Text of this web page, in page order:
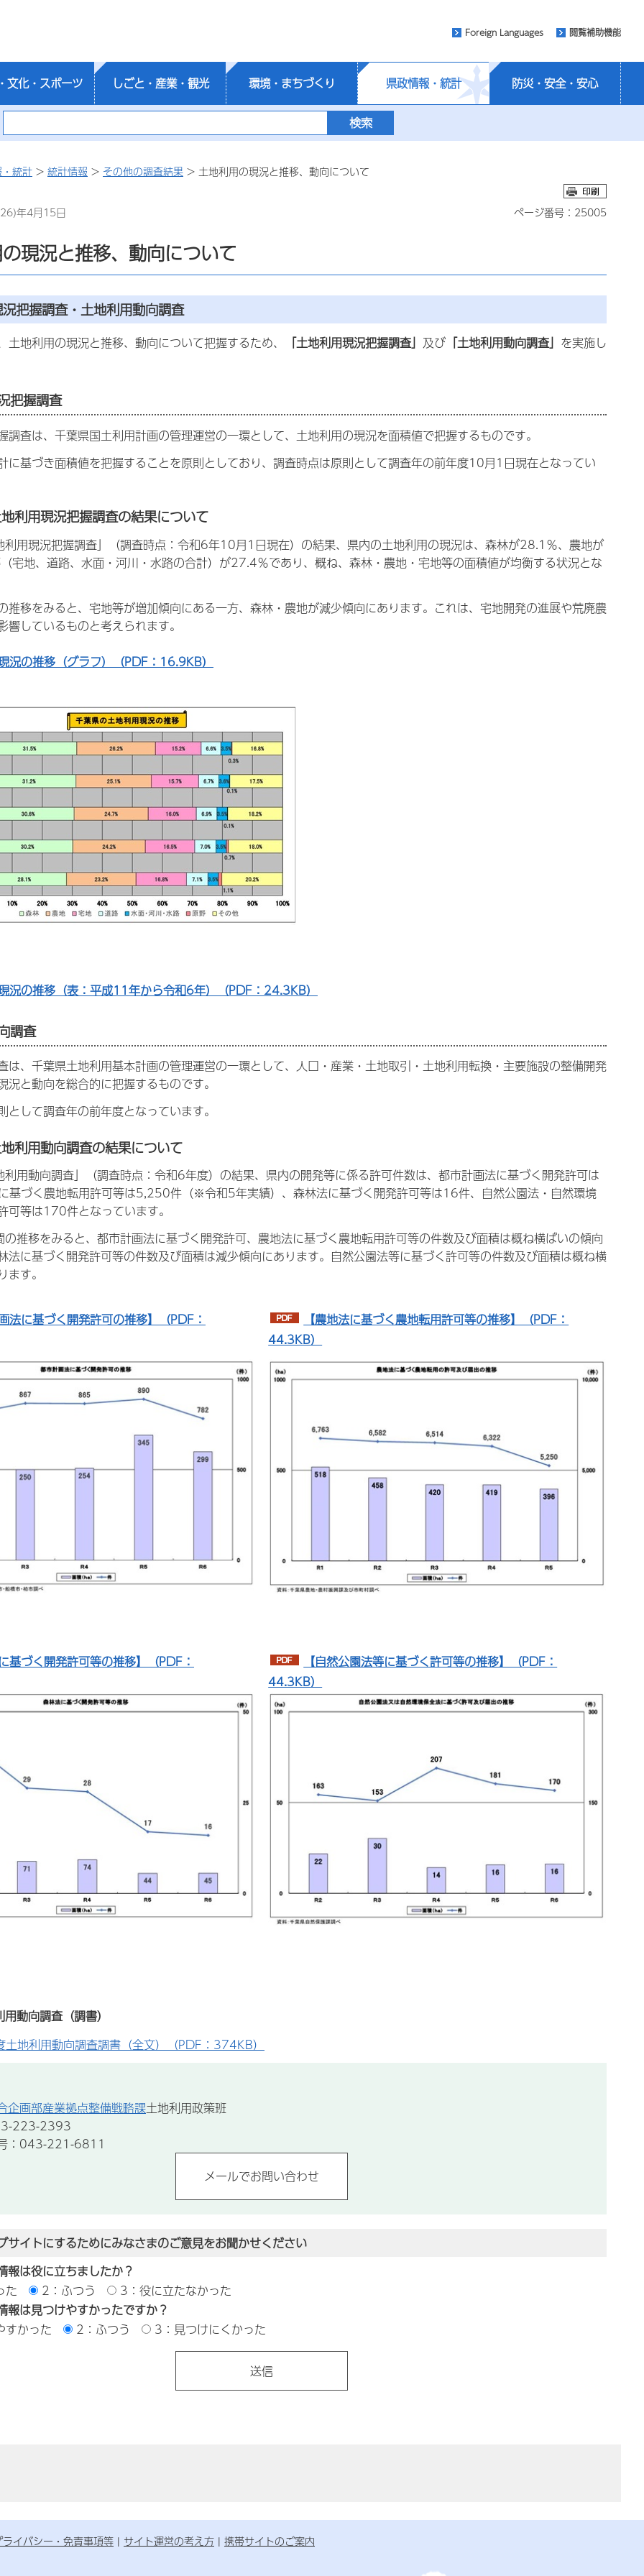
Foreign Languages 閲覧補助機能
文化・スポーツ しごと・産業・観光 環境・まちづくり 県政情報・統計 防災・安全・安心
統計 > 統計情報 > その他の調査結果 > 土地利用の現況と推移、動向について
年4月15日 ページ番号：25005
現況と推移、動向について
把握調査・土地利用動向調査
土地利用の現況と推移、動向について把握するため、 「土地利用現況把握調査」 及び 「土地利用動向調査」 を実施し
把握調査
調査は、千葉県国土利用計画の管理運営の一環として、土地利用の現況を面積値で把握するものです。
に基づき面積値を把握することを原則としており、調査時点は原則として調査年の前年度10月1日現在となってい
利用現況把握調査の結果について
用現況把握調査」（調査時点：令和6年10月1日現在）の結果、県内の土地利用の現況は、森林が28.1％、農地が
宅地、道路、水面・河川・水路の合計）が27.4％であり、概ね、森林・農地・宅地等の面積値が均衡する状況とな
推移をみると、宅地等が増加傾向にある一方、森林・農地が減少傾向にあります。これは、宅地開発の進展や荒廃農
響しているものと考えられます。
況の推移（グラフ）（PDF：16.9KB）
況の推移（表：平成11年から令和6年）（PDF：24.3KB）
調査
は、千葉県土地利用基本計画の管理運営の一環として、人口・産業・土地取引・土地利用転換・主要施設の整備開発
況と動向を総合的に把握するものです。
として調査年の前年度となっています。
利用動向調査の結果について
用動向調査」（調査時点：令和6年度）の結果、県内の開発等に係る許可件数は、都市計画法に基づく開発許可は
基づく農地転用許可等は5,250件（※令和5年実績）、森林法に基づく開発許可等は16件、自然公園法・自然環境
可等は170件となっています。
推移をみると、都市計画法に基づく開発許可、農地法に基づく農地転用許可等の件数及び面積は概ね横ばいの傾向
法に基づく開発許可等の件数及び面積は減少傾向にあります。自然公園法等に基づく許可等の件数及び面積は概ね横
す。
法に基づく開発許可の推移】（PDF：
【農地法に基づく農地転用許可等の推移】（PDF：
44.3KB）
基づく開発許可等の推移】（PDF：
【自然公園法等に基づく許可等の推移】（PDF：
44.3KB）
動向調査（調書）
地利用動向調査調書（全文）（PDF：374KB）
企画部産業拠点整備戦略課土地利用政策班
223-2393
：043-221-6811
サイトにするためにみなさまのご意見をお聞かせください
報は役に立ちましたか？
た
2：ふつう
3：役に立たなかった
報は見つけやすかったですか？
すかった
2：ふつう 3：見つけにくかった
イバシー・免責事項等 サイト運営の考え方 携帯サイトのご案内